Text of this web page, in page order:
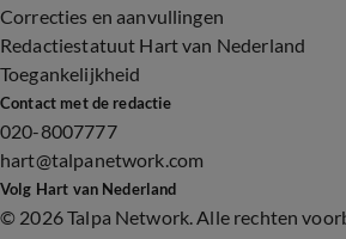
Correcties en aanvullingen
Redactiestatuut Hart van Nederland
Toegankelijkheid
Contact met de redactie
020-8007777
hart@talpanetwork.com
Volg Hart van Nederland
© 2026 Talpa Network. Alle rechten